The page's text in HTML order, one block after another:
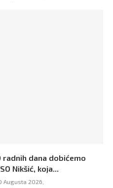
radnih dana dobićemo
Nikšić, koja...
Augusta 2026,